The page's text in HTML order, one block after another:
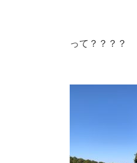
って？？？？